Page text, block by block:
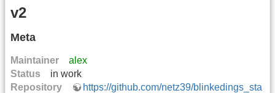
v2
Meta
Maintainer
alex
Status
in work
Repository
https://github.com/netz39/blinkedings_sta